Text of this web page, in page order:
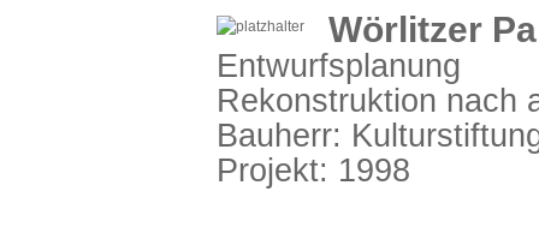
Wörlitzer
Entwurfsplanung
Rekonstruktion nach
Bauherr:
Projekt: 1998